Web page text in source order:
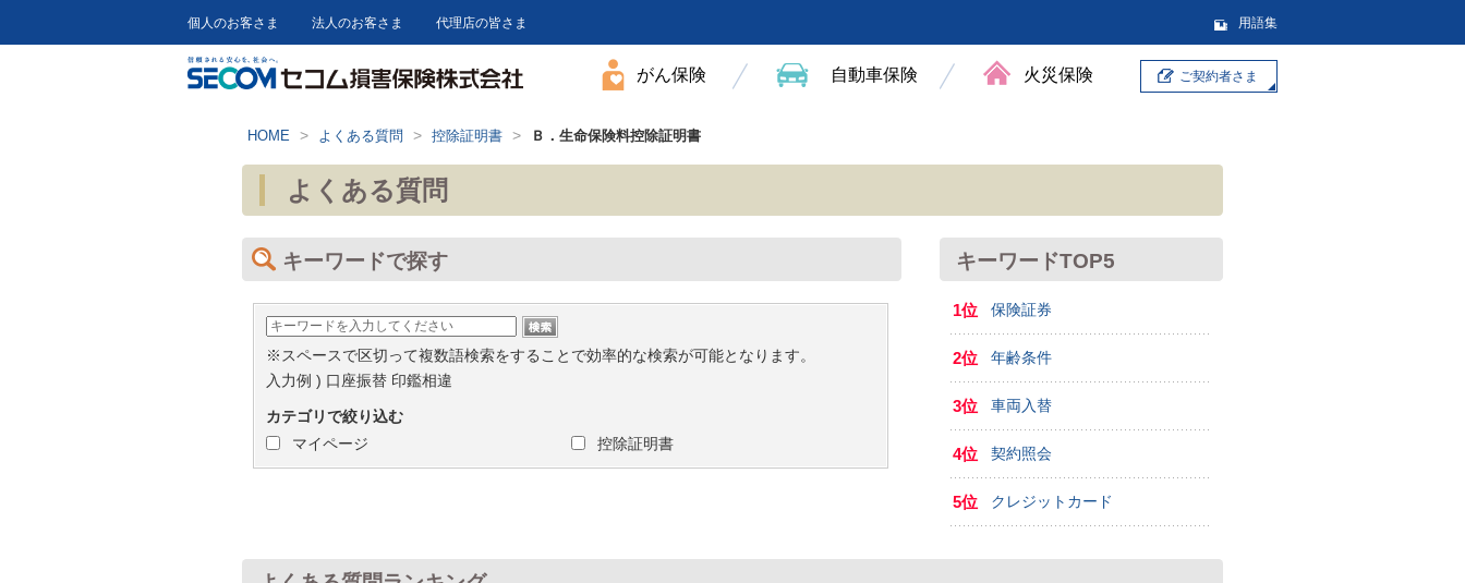
がん保険 自動車保険 火災保険 ご契約者さま
個人のお客さま 法人のお客さま 代理店の皆さま 用語集
HOME > よくある質問 > 控除証明書 > Ｂ．生命保険料控除証明書
よくある質問
キーワードで探す
※スペースで区切って複数語検索をすることで効率的な検索が可能となります。
入力例 ) 口座振替 印鑑相違
カテゴリで絞り込む
マイページ
控除証明書
キーワードTOP5
1位 保険証券
2位 年齢条件
3位 車両入替
4位 契約照会
5位 クレジットカード